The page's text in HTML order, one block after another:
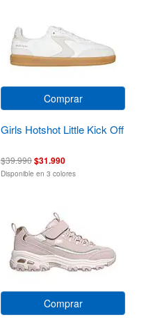
Comprar
Girls Hotshot Little Kick Off
$39.990$31.990
Disponible en 3 colores
Comprar